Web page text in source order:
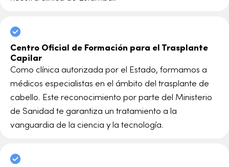
Centro Oficial de Formación para el Trasplante
Capilar
Como clínica autorizada por el Estado, formamos a
médicos especialistas en el ámbito del trasplante de
cabello. Este reconocimiento por parte del Ministerio
de Sanidad te garantiza un tratamiento a la
vanguardia de la ciencia y la tecnología.